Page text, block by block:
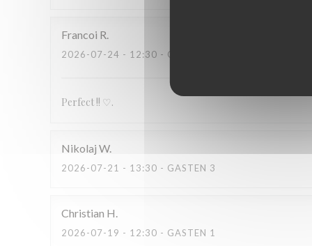
Francoi R
2026-07-24 - 12:30 - GASTEN 2
Perfect !! ♡.
Nikolaj W
2026-07-21 - 13:30 - GASTEN 3
Christian H
2026-07-19 - 12:30 - GASTEN 1